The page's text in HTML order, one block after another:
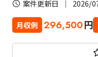
案件更新日 2026/
月収例 296,500円